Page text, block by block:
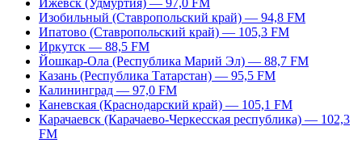
Ижевск (Удмуртия) — 97,0 FM
Изобильный (Ставропольский край) — 94,8 FM
Ипатово (Ставропольский край) — 105,3 FM
Иркутск — 88,5 FM
Йошкар-Ола (Республика Марий Эл) — 88,7 FM
Казань (Республика Татарстан) — 95,5 FM
Калининград — 97,0 FM
Каневская (Краснодарский край) — 105,1 FM
Карачаевск (Карачаево-Черкесская республика) — 102,3
FM